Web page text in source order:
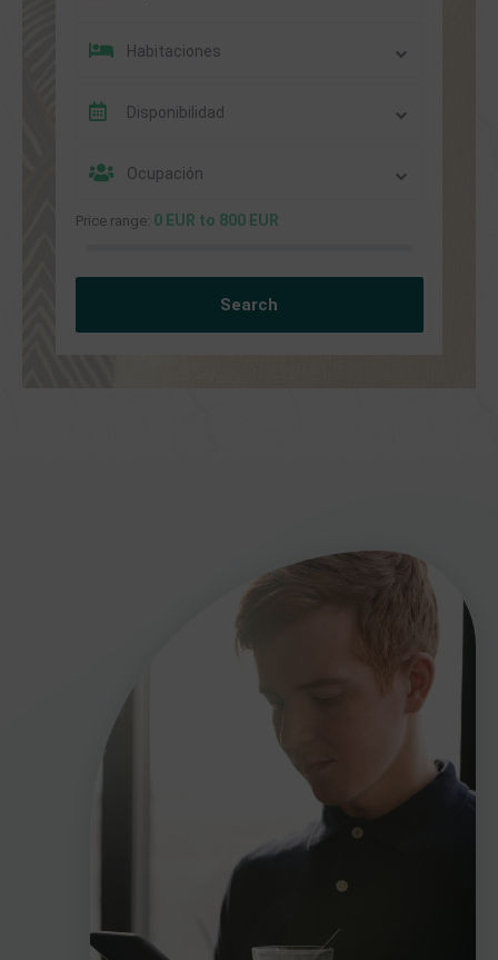
Habitaciones
Disponibilidad
Ocupación
Price range: 0 EUR to 800 EUR